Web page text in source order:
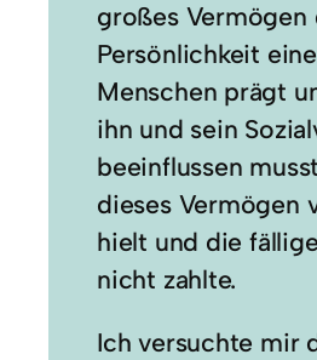
großes Vermögen
Persönlichkeit
Menschen prägt
ihn und sein
beeinflussen
dieses Vermögen
hielt und die
nicht zahlte.
Ich versuchte mir